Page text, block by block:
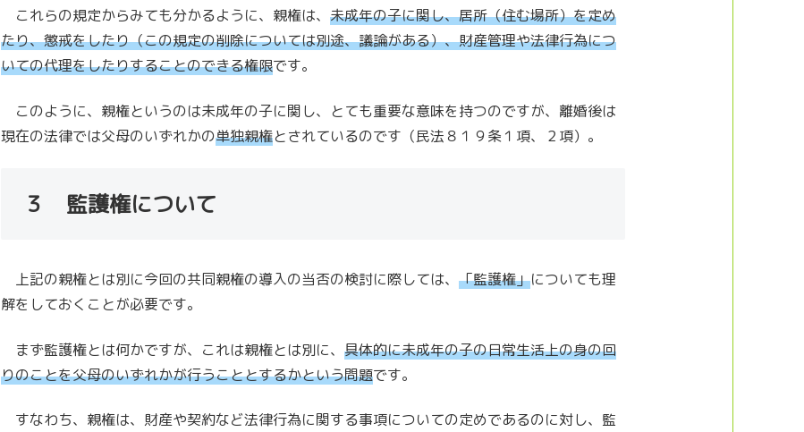
これらの規定からみても分かるように、親権は、 未成年の子に関し、居所（住む場所）を定め
たり、懲戒をしたり（この規定の削除については別途、議論がある）、財産管理や法律行為につ
いての代理をしたりすることのできる権限です。
このように、親権というのは未成年の子に関し、とても重要な意味を持つのですが、離婚後は
現在の法律では父母のいずれかの単独親権とされているのです（民法８１９条１項、２項）。
３ 監護権について
上記の親権とは別に今回の共同親権の導入の当否の検討に際しては、 「監護権」についても理
解をしておくことが必要です。
まず監護権とは何かですが、これは親権とは別に、 具体的に未成年の子の日常生活上の身の回
りのことを父母のいずれかが行うこととするかという問題です。
すなわち、親権は、財産や契約など法律行為に関する事項についての定めであるのに対し、監